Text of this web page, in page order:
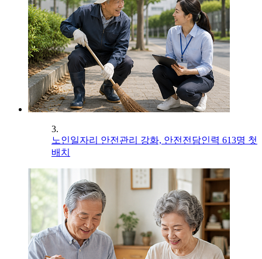
3.
노인일자리 안전관리 강화, 안전전담인력 613명 첫
배치